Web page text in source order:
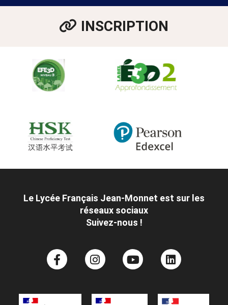
INSCRIPTION
Le Lycée Français Jean-Monnet est sur les
réseaux sociaux
Suivez-nous !